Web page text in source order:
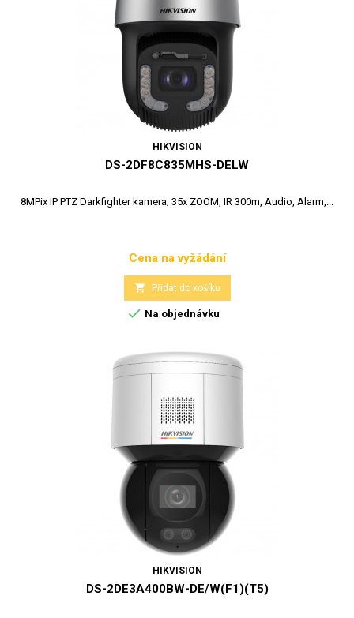
HIKVISION
DS-2DF8C835MHS-DELW
8MPix IP PTZ Darkfighter kamera; 35x ZOOM, IR 300m, Audio, Alarm,...
Cena
Cena na vyžádání
 Přidat do košíku
 Na objednávku
HIKVISION
DS-2DE3A400BW-DE/W(F1)(T5)